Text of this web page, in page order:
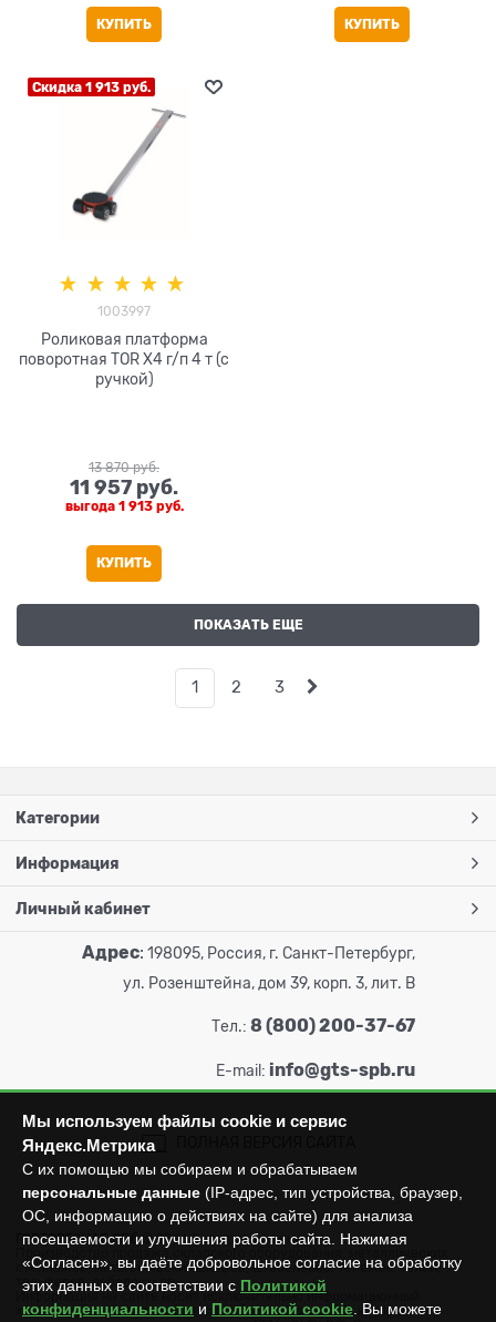
КУПИТЬ КУПИТЬ
Скидка 1 913 руб.
1003997
Роликовая платформа
поворотная TOR X4 г/п 4 т (с
ручкой)
13 870 руб.
11 957 руб.
выгода 1 913 руб.
КУПИТЬ
ПОКАЗАТЬ ЕЩЕ
1 2 3
Категории
Информация
Личный кабинет
Адрес: 198095, Россия, г. Санкт-Петербург,
ул. Розенштейна, дом 39, корп. 3, лит. В
Тел.: 8 (800) 200-37-67
E-mail: info@gts-spb.ru
ГОРТОРГСНАБ СПб © 2026Все права защищены.
Производство продажа складского оборудования: металлических
стеллажей, металлических шкафов, штабелеров, тележек, талей,
тельферов, лебедок и пр.
Информация на сайте носит исключительно информационный
характер и не может считаться публичной офертой, которая
Мы используем файлы cookie и сервис
Яндекс.Метрика
С их помощью мы собираем и обрабатываем
персональные данные (IP-адрес, тип устройства, браузер,
ОС, информацию о действиях на сайте) для анализа
посещаемости и улучшения работы сайта. Нажимая
«Согласен», вы даёте добровольное согласие на обработку
этих данных в соответствии с Политикой
конфиденциальности и Политикой cookie . Вы можете